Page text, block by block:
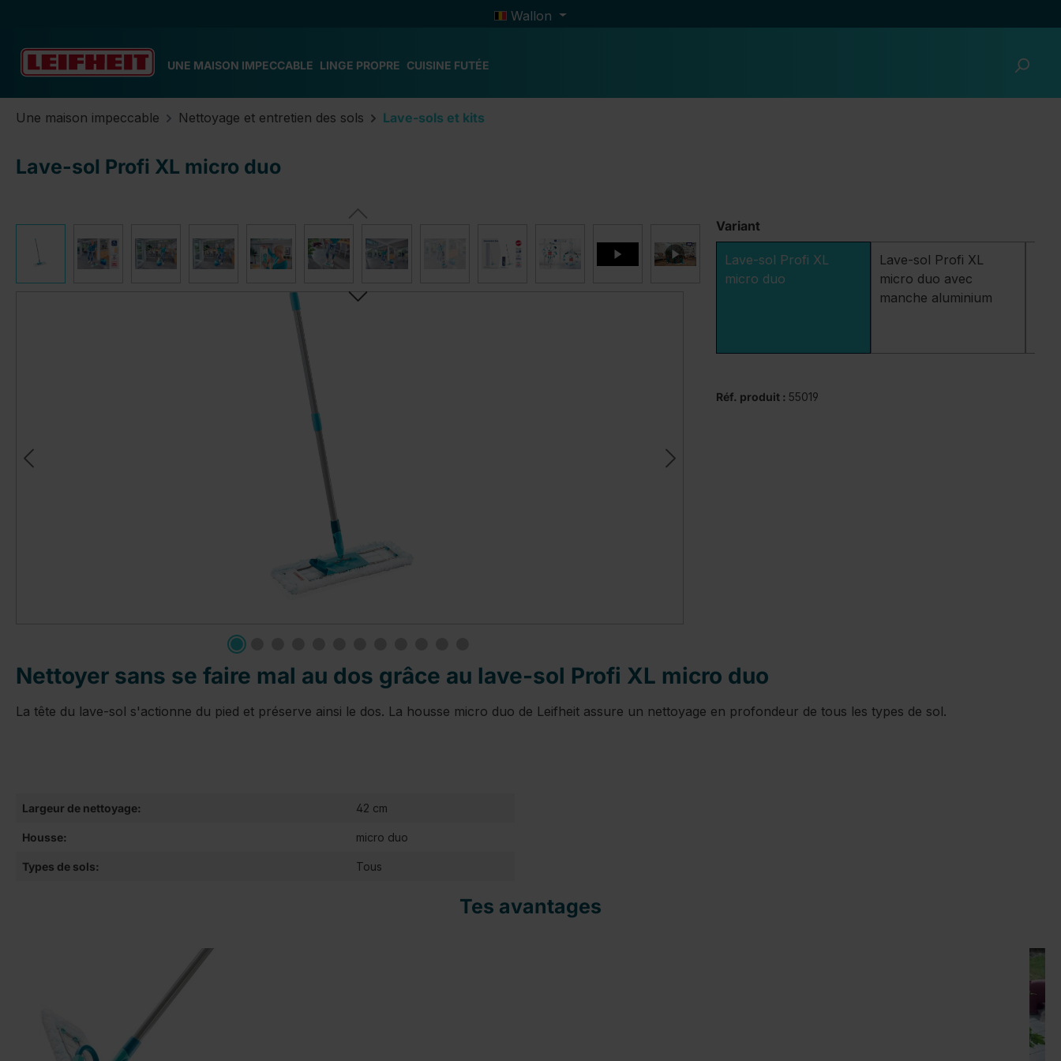
Wallon
UNE MAISON IMPECCABLE LINGE PROPRE CUISINE FUTÉE
Une maison impeccable Nettoyage et entretien des sols Lave-sols et kits
Lave-sol Profi XL micro duo
Variant
Lave-sol Profi XL
micro duo
Lave-sol Profi XL
micro duo avec
manche aluminium
Réf. produit : 55019
Nettoyer sans se faire mal au dos grâce au lave-sol Profi XL micro duo
La tête du lave-sol s'actionne du pied et préserve ainsi le dos. La housse micro duo de Leifheit assure un nettoyage en profondeur de tous les types de sol.
Largeur de nettoyage: 42 cm
Housse: micro duo
Types de sols: Tous
Tes avantages